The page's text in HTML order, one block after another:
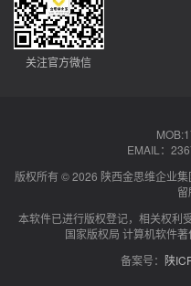
关注官方微信
EMAIL：
版权所有 © 2026 陕西金思维企业
本软件已进行版权登记，相关权利
国家版权局 计算机软件
备案号： 陕